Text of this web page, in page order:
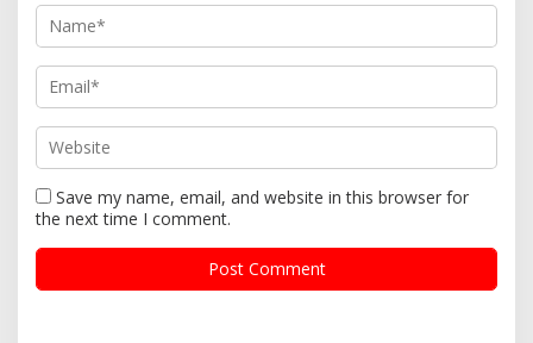
Save my name, email, and website in this browser for
the next time I comment.